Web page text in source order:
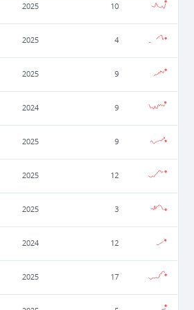
2025 10
2025 4
2025 9
2024 9
2025 9
2025 12
2025 3
2024 12
2025 17